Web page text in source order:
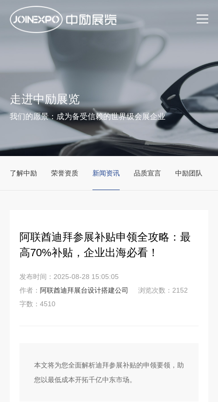
走进中励展览
我们的愿景：成为备受信赖的世界级会展企业
了解中励 荣誉资质 新闻资讯 品质宣言 中励团队
阿联酋迪拜参展补贴申领全攻略：最
高70%补贴，企业出海必看！
发布时间：2025-08-28 15:05:05
作者： 阿联酋迪拜展台设计搭建公司
浏览次数：2152
字数：4510
本文将为您全面解析迪拜参展补贴的申领要领，助
您以最低成本开拓千亿中东市场。